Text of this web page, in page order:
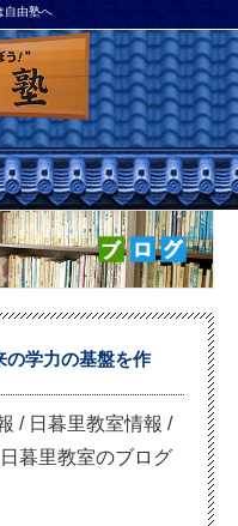
自由塾へ
の学力の基盤を作
/ 日暮里教室情報 /
日暮里教室のブログ